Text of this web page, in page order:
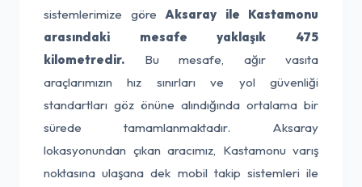
sistemlerimize göre Aksaray ile Kastamonu
arasındaki mesafe yaklaşık 475
kilometredir. Bu mesafe, ağır vasıta
araçlarımızın hız sınırları ve yol güvenliği
standartları göz önüne alındığında ortalama bir
sürede tamamlanmaktadır. Aksaray
lokasyonundan çıkan aracımız, Kastamonu varış
noktasına ulaşana dek mobil takip sistemleri ile